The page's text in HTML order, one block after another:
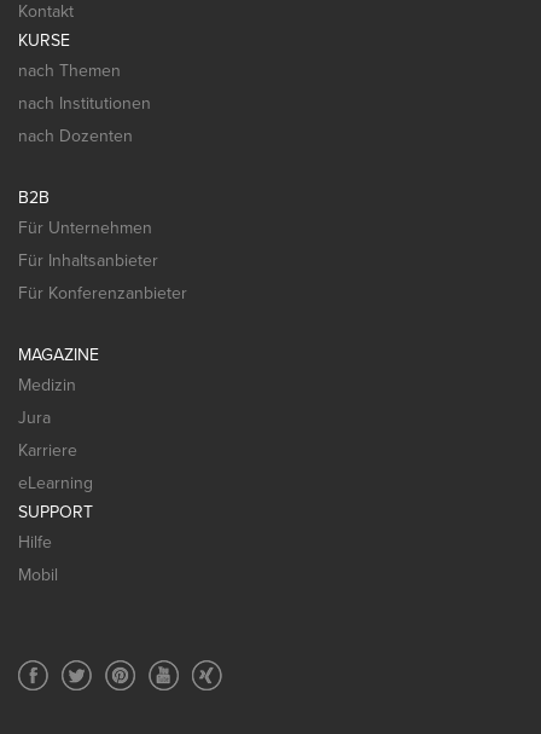
Kontakt
KURSE
nach Themen
nach Institutionen
nach Dozenten
B2B
Für Unternehmen
Für Inhaltsanbieter
Für Konferenzanbieter
MAGAZINE
Medizin
Jura
Karriere
eLearning
SUPPORT
Hilfe
Mobil